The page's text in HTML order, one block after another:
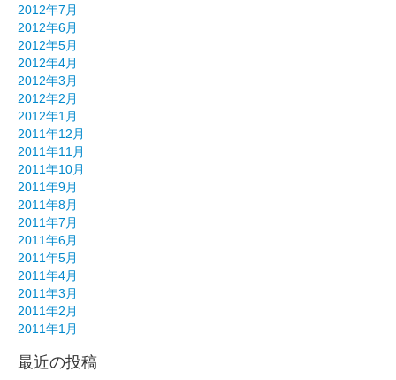
2012年7月
2012年6月
2012年5月
2012年4月
2012年3月
2012年2月
2012年1月
2011年12月
2011年11月
2011年10月
2011年9月
2011年8月
2011年7月
2011年6月
2011年5月
2011年4月
2011年3月
2011年2月
2011年1月
最近の投稿